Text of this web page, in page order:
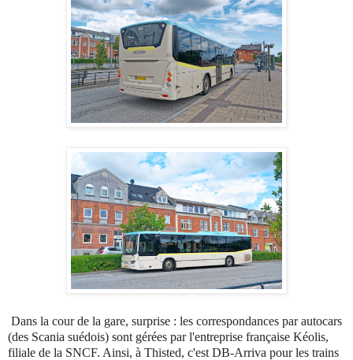
Dans la cour de la gare, surprise : les correspondances par autocars
(des Scania suédois) sont gérées par l'entreprise française Kéolis,
filiale de la SNCF. Ainsi, à Thisted, c'est DB-Arriva pour les trains